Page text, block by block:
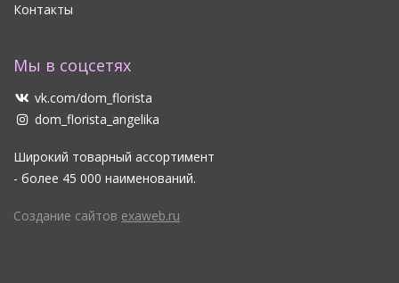
Контакты
Мы в соцсетях
vk.com/dom_florista
dom_florista_angelika
Широкий товарный ассортимент
- более 45 000 наименований.
Создание сайтов exaweb.ru